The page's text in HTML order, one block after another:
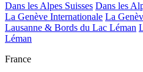
Dans les Alpes Suisses Dans les
La Genève Internationale La
Lausanne & Bords du Lac Léman
Léman
France